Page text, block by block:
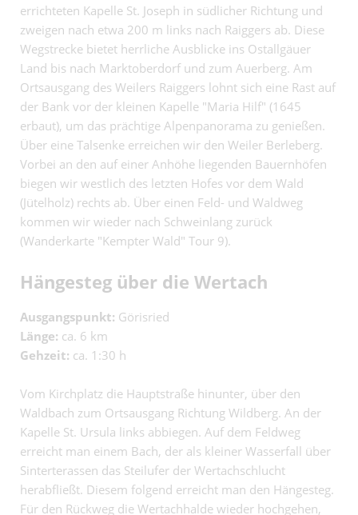
errichteten Kapelle St. Joseph in südlicher Richtung und
zweigen nach etwa 200 m links nach Raiggers ab. Diese
Wegstrecke bietet herrliche Ausblicke ins Ostallgäuer
Land bis nach Marktoberdorf und zum Auerberg. Am
Ortsausgang des Weilers Raiggers lohnt sich eine Rast auf
der Bank vor der kleinen Kapelle "Maria Hilf" (1645
erbaut), um das prächtige Alpenpanorama zu genießen.
Über eine Talsenke erreichen wir den Weiler Berleberg.
Vorbei an den auf einer Anhöhe liegenden Bauernhöfen
biegen wir westlich des letzten Hofes vor dem Wald
(Jütelholz) rechts ab. Über einen Feld- und Waldweg
kommen wir wieder nach Schweinlang zurück
(Wanderkarte "Kempter Wald" Tour 9).
Hängesteg über die Wertach
Ausgangspunkt: Görisried
Länge: ca. 6 km
Gehzeit: ca. 1:30 h
Vom Kirchplatz die Hauptstraße hinunter, über den
Waldbach zum Ortsausgang Richtung Wildberg. An der
Kapelle St. Ursula links abbiegen. Auf dem Feldweg
erreicht man einem Bach, der als kleiner Wasserfall über
Sinterterassen das Steilufer der Wertachschlucht
herabfließt. Diesem folgend erreicht man den Hängesteg.
Für den Rückweg die Wertachhalde wieder hochgehen,